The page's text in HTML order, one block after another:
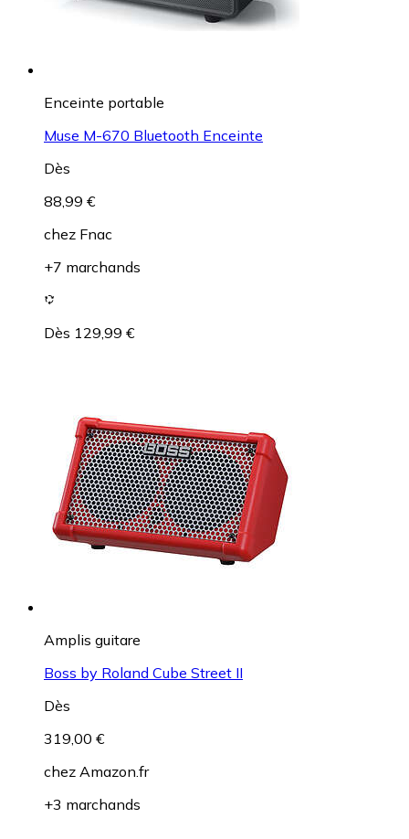
Enceinte portable
Muse M-670 Bluetooth Enceinte
Dès
88,99 €
chez Fnac
+7 marchands
Dès 129,99 €
Amplis guitare
Boss by Roland Cube Street II
Dès
319,00 €
chez Amazon.fr
+3 marchands